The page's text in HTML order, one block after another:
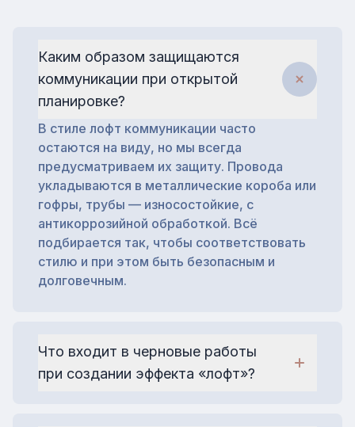
Каким образом защищаются
коммуникации при открытой
планировке?
В стиле лофт коммуникации часто
остаются на виду, но мы всегда
предусматриваем их защиту. Провода
укладываются в металлические короба или
гофры, трубы — износостойкие, с
антикоррозийной обработкой. Всё
подбирается так, чтобы соответствовать
стилю и при этом быть безопасным и
долговечным.
Что входит в черновые работы
при создании эффекта «лофт»?